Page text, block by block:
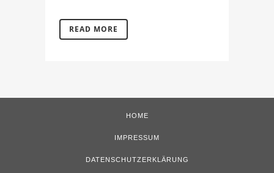
READ MORE
HOME
IMPRESSUM
DATENSCHUTZERKLÄRUNG